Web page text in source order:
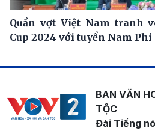
Quần vợt Việt Nam tranh
Cup 2024 với tuyển Nam Phi
BAN VĂN
TỘC
Đài Tiếng